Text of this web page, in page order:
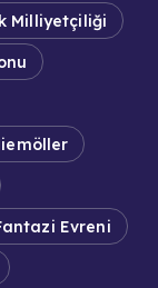
Milliyetçiliği
Evreni